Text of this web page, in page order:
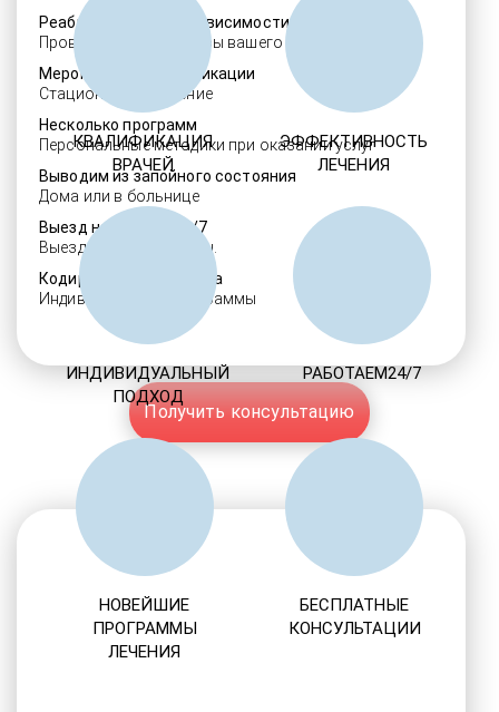
Реабилитация алкозависимости
Проверенные ребцентры вашего региона
Мероприятия детоксикации
Стационарное лечение
Несколько программ
Персональные методики при оказании услуг
Выводим из запойного состояния
Дома или в больнице
Выезд нарколога 24/7
Выезд в течение 30 мин.
Кодировка алкоголизма
Индивидуальные программы
Получить консультацию
КВАЛИФИКАЦИЯ
ВРАЧЕЙ
ЭФФЕКТИВНОСТЬ
ЛЕЧЕНИЯ
ИНДИВИДУАЛЬНЫЙ
ПОДХОД
РАБОТАЕМ24/7
НОВЕЙШИЕ
ПРОГРАММЫ
ЛЕЧЕНИЯ
БЕСПЛАТНЫЕ
КОНСУЛЬТАЦИИ